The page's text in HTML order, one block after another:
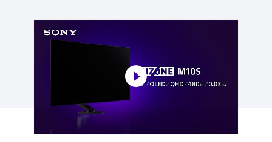
點擊播放：探索 INZONE M10S